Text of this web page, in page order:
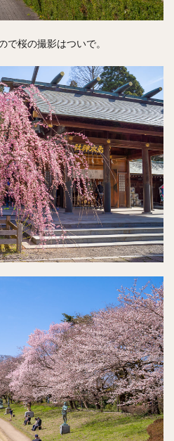
で桜の撮影はついで。